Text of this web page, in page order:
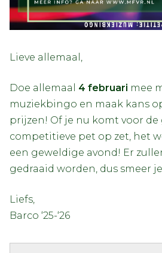
Lieve allemaal,
Doe allemaal 4 februari mee
muziekbingo en maak kans
prijzen! Of je nu komt voor
competitieve pet op zet, het
een geweldige avond! Er
gedraaid worden, dus smeer
Liefs,
Barco ‘25-‘26